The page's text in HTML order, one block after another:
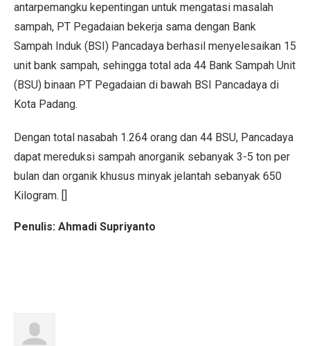
antarpemangku kepentingan untuk mengatasi masalah
sampah, PT Pegadaian bekerja sama dengan Bank
Sampah Induk (BSI) Pancadaya berhasil menyelesaikan 15
unit bank sampah, sehingga total ada 44 Bank Sampah Unit
(BSU) binaan PT Pegadaian di bawah BSI Pancadaya di
Kota Padang.
Dengan total nasabah 1.264 orang dan 44 BSU, Pancadaya
dapat mereduksi sampah anorganik sebanyak 3-5 ton per
bulan dan organik khusus minyak jelantah sebanyak 650
Kilogram. []
Penulis: Ahmadi Supriyanto